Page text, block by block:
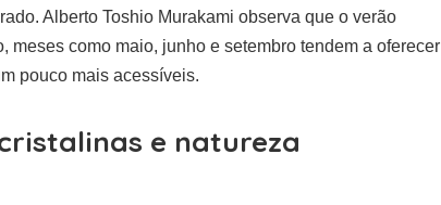
Alberto Toshio Murakami observa que o verão
meses como maio, junho e setembro tendem a oferecer
pouco mais acessíveis.
e natureza